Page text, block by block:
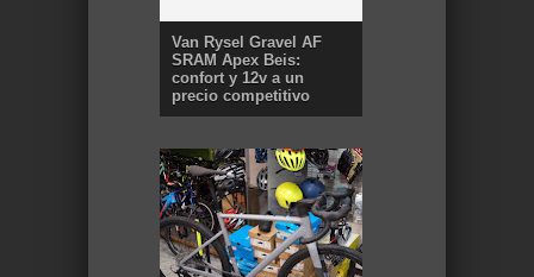
Van Rysel Gravel AF
SRAM Apex Beis:
confort y 12v a un
precio competitivo